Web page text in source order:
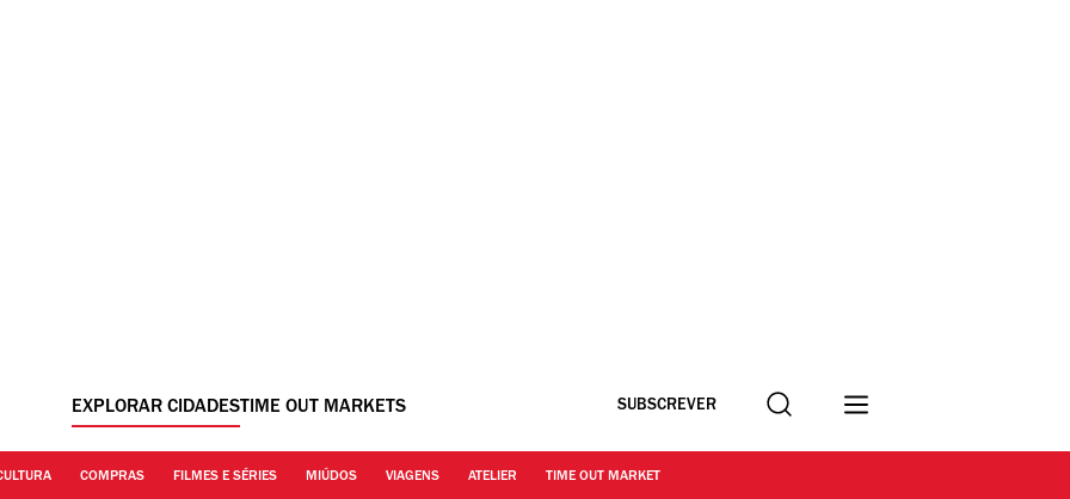
EXPLORAR CIDADESTIME OUT MARKETS SUBSCREVER Procurar
COMPRAS FILMES E SÉRIES MIÚDOS VIAGENS ATELIER TIME OUT MARKET